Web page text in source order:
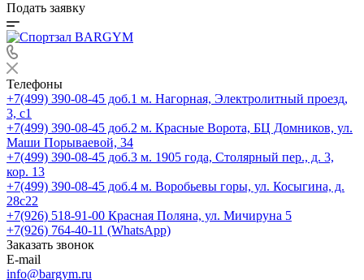
Подать заявку
Телефоны
+7(499) 390-08-45 доб.1 м. Нагорная, Электролитный проезд,
3, с1
+7(499) 390-08-45 доб.2 м. Красные Ворота, БЦ Домников, ул.
Маши Порываевой, 34
+7(499) 390-08-45 доб.3 м. 1905 года, Столярный пер., д. 3,
кор. 13
+7(499) 390-08-45 доб.4 м. Воробьевы горы, ул. Косыгина, д.
28с22
+7(926) 518-91-00 Красная Поляна, ул. Мичируна 5
+7(926) 764-40-11 (WhatsApp)
Заказать звонок
E-mail
info@bargym.ru